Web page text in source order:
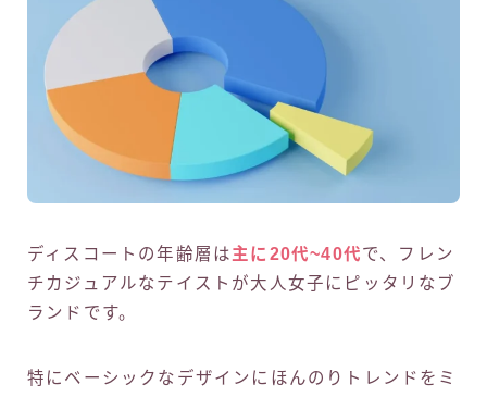
ディスコートの年齢層は主に20代~40代で、フレン
チカジュアルなテイストが大人女子にピッタリなブ
ランドです。
特にベーシックなデザインにほんのりトレンドをミ